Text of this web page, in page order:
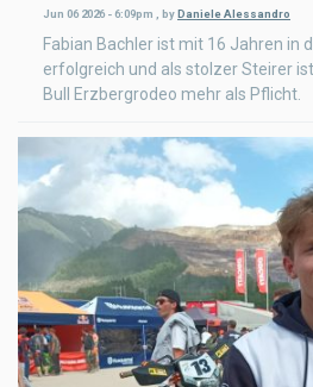
Jun 06 2026 - 6:09pm , byDaniele Alessandro
Fabian Bachler ist mit 16 Jahren in
erfolgreich und als stolzer Steirer
Bull Erzbergrodeo mehr als Pflicht.